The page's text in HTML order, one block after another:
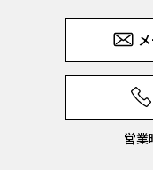
営業